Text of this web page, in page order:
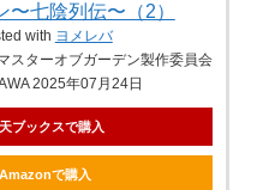
〜七陰列伝〜（2）
with ヨメレバ
スターオブガーデン製作委員会
2025年07月24日
ブックスで購入
Amazonで購入